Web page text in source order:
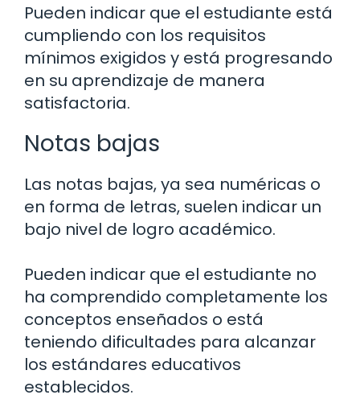
Pueden indicar que el estudiante está
cumpliendo con los requisitos
mínimos exigidos y está progresando
en su aprendizaje de manera
satisfactoria.
Notas bajas
Las notas bajas, ya sea numéricas o
en forma de letras, suelen indicar un
bajo nivel de logro académico.
Pueden indicar que el estudiante no
ha comprendido completamente los
conceptos enseñados o está
teniendo dificultades para alcanzar
los estándares educativos
establecidos.